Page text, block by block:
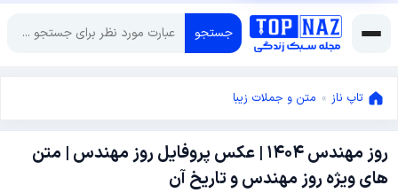
جستجو
تاپ ناز » متن و جملات زیبا
روز مهندس ۱۴۰۴ | عکس پروفایل روز مهندس | متن
های ویژه روز مهندس و تاریخ آن
فوریه